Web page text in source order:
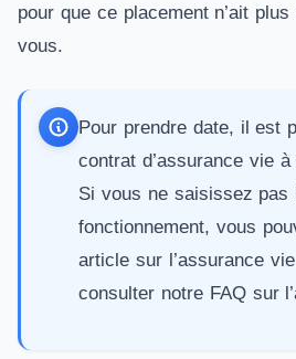
pour que ce placement n’ait
vous.
Pour prendre date, il est
contrat d’assurance vie à
Si vous ne saisissez pas
fonctionnement, vous
article sur l’assurance
consulter notre FAQ sur